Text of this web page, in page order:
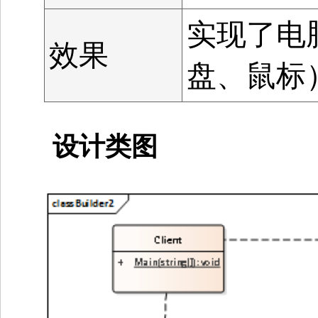
效果
实现了电
盘、鼠标
设计类图